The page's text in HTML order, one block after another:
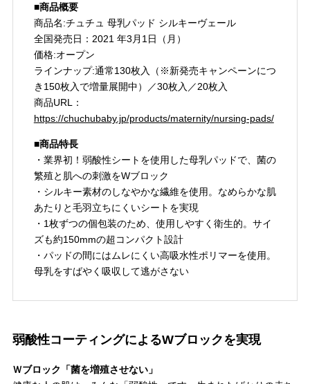
■商品概要
商品名:チュチュ 母乳パッド シルキーヴェール
全国発売日：2021 年3月1日（月）
価格:オープン
ラインナップ:通常130枚入（※新発売キャンペーンにつ
き150枚入で増量展開中）／30枚入／20枚入
商品URL：
https://chuchubaby.jp/products/maternity/nursing-pads/
■商品特長
・業界初！弱酸性シートを使用した母乳パッドで、菌の
繁殖と肌への刺激をWブロック
・シルキー素材のしなやかな繊維を使用。なめらかな肌
あたりと毛羽立ちにくいシートを実現
・1枚ずつの個包装のため、使用しやすく衛生的。サイ
ズも約150mmの超コンパクト設計
・パッドの間にはムレにくい高吸水性ポリマーを使用。
母乳をすばやく吸収して逃がさない
弱酸性コーティングによるWブロックを実現
Ｗブロック「菌を増殖させない」